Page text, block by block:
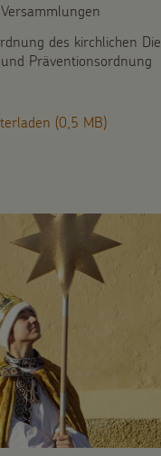
Kindern
des kirchlichen
Präventionsordnung
(0,5 MB)